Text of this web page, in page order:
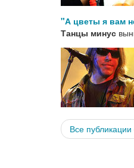
"А цветы я вам
Танцы минус
Все публикации